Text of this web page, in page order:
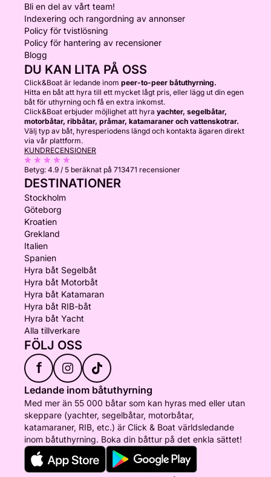
Bli en del av vårt team!
Indexering och rangordning av annonser
Policy för tvistlösning
Policy för hantering av recensioner
Blogg
DU KAN LITA PÅ OSS
Click&Boat är ledande inom peer-to-peer båtuthyrning.
Hitta en båt att hyra till ett mycket lågt pris, eller lägg ut din egen
båt för uthyrning och få en extra inkomst.
Click&Boat erbjuder möjlighet att hyra yachter, segelbåtar,
motorbåtar, ribbåtar, pråmar, katamaraner och vattenskotrar.
Välj typ av båt, hyresperiodens längd och kontakta ägaren direkt
via vår plattform.
KUNDRECENSIONER
Betyg: 4.9 / 5 beräknat på 713471 recensioner
DESTINATIONER
Stockholm
Göteborg
Kroatien
Grekland
Italien
Spanien
Hyra båt Segelbåt
Hyra båt Motorbåt
Hyra båt Katamaran
Hyra båt RIB-båt
Hyra båt Yacht
Alla tillverkare
FÖLJ OSS
f
Ledande inom båtuthyrning
Med mer än 55 000 båtar som kan hyras med eller utan
skeppare (yachter, segelbåtar, motorbåtar,
katamaraner, RIB, etc.) är Click & Boat världsledande
inom båtuthyrning. Boka din båttur på det enkla sättet!